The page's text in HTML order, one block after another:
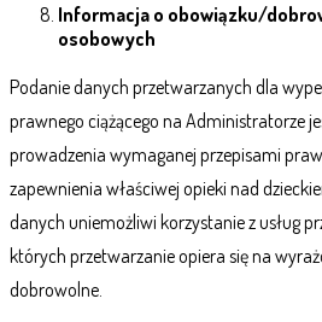
Informacja o obowiązku/
osobowych
Podanie danych przetwarzanych dla
prawnego ciążącego na Administratorze
prowadzenia wymaganej przepisami
zapewnienia właściwej opieki nad
danych uniemożliwi korzystanie z usług
których przetwarzanie opiera się na
dobrowolne.